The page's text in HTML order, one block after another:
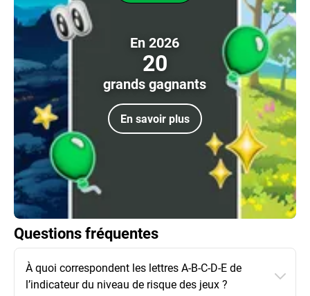
En 2026
20
grands gagnants
En savoir plus
Questions fréquentes
À quoi correspondent les lettres A-B-C-D-E de
l’indicateur du niveau de risque des jeux ?